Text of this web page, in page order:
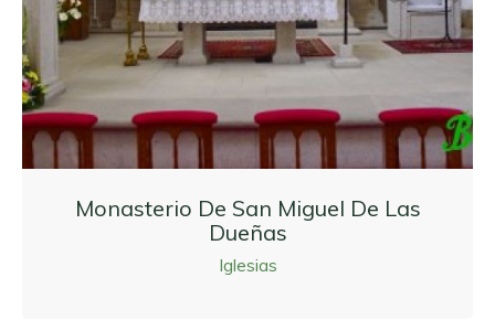
Monasterio De San Miguel De Las
Dueñas
Iglesias